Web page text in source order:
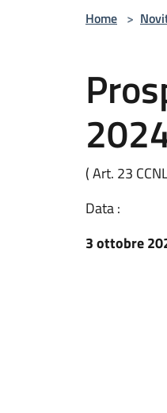
Home >
( Art. 23
Data :
3 ottobre